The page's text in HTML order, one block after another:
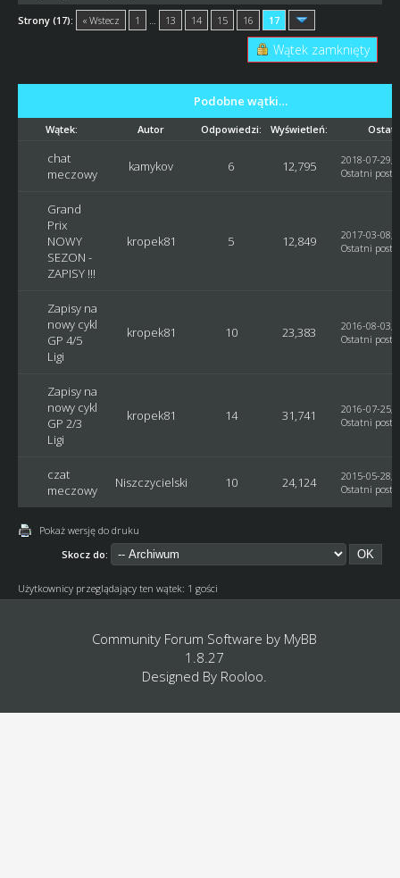
Strony (17): « Wstecz 1 13 14 15 16 17
Wątek zamknięty
Podobne wątki…
Wątek: Autor Odpowiedzi: Wyświetleń:
chat
meczowy
kamykov 6 12,795
2018-07-29,
Ostatni post
Grand
Prix
NOWY
SEZON -
ZAPISY !!!
kropek81 5 12,849
2017-03-08,
Ostatni post
Zapisy na
nowy cykl
GP 4/5
Ligi
kropek81 10 23,383
2016-08-03,
Ostatni post
Zapisy na
nowy cykl
GP 2/3
Ligi
kropek81 14 31,741
2016-07-25,
Ostatni post
czat
meczowy
Niszczycielski 10 24,124
2015-05-28,
Ostatni post
Pokaż wersję do druku
Skocz do:
Użytkownicy przeglądający ten wątek: 1 gości
Community Forum Software by MyBB
1.8.27
Designed By Rooloo